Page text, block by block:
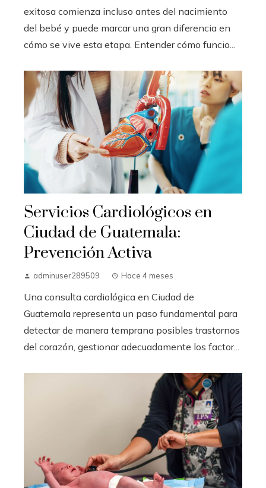
exitosa comienza incluso antes del nacimiento
del bebé y puede marcar una gran diferencia en
cómo se vive esta etapa. Entender cómo funcio...
Servicios Cardiológicos en
Ciudad de Guatemala:
Prevención Activa
adminuser289509 Hace 4 meses
Una consulta cardiológica en Ciudad de
Guatemala representa un paso fundamental para
detectar de manera temprana posibles trastornos
del corazón, gestionar adecuadamente los factor...